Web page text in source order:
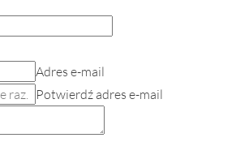
Adres e-mail
Potwierdź adres e-mail